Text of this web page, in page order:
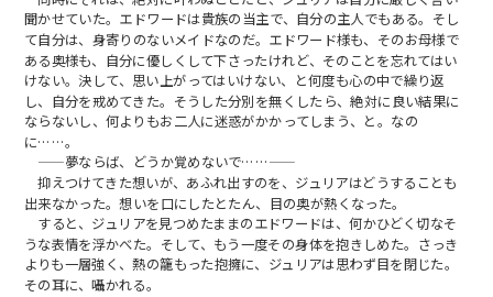
聞かせていた。エドワードは貴族の当主で、自分の主人でもある。そし
て自分は、身寄りのないメイドなのだ。エドワード様も、そのお母様で
ある奥様も、自分に優しくして下さったけれど、そのことを忘れてはい
けない。決して、思い上がってはいけない、と何度も心の中で繰り返
し、自分を戒めてきた。そうした分別を無くしたら、絶対に良い結果に
ならないし、何よりもお二人に迷惑がかかってしまう、と。なの
に……。
——夢ならば、どうか覚めないで……——
抑えつけてきた想いが、あふれ出すのを、ジュリアはどうすることも
出来なかった。想いを口にしたとたん、目の奥が熱くなった。
すると、ジュリアを見つめたままのエドワードは、何かひどく切なそ
うな表情を浮かべた。そして、もう一度その身体を抱きしめた。さっき
よりも一層強く、熱の籠もった抱擁に、ジュリアは思わず目を閉じた。
その耳に、囁かれる。